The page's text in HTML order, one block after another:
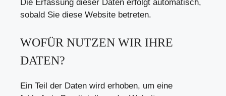
Die Erfassung dieser Daten erfolgt automatisch,
sobald Sie diese Website betreten.
WOFÜR NUTZEN WIR IHRE
DATEN?
Ein Teil der Daten wird erhoben, um eine